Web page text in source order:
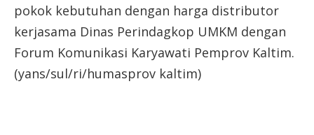
pokok kebutuhan dengan harga distributor
kerjasama Dinas Perindagkop UMKM dengan
Forum Komunikasi Karyawati Pemprov Kaltim.
(yans/sul/ri/humasprov kaltim)